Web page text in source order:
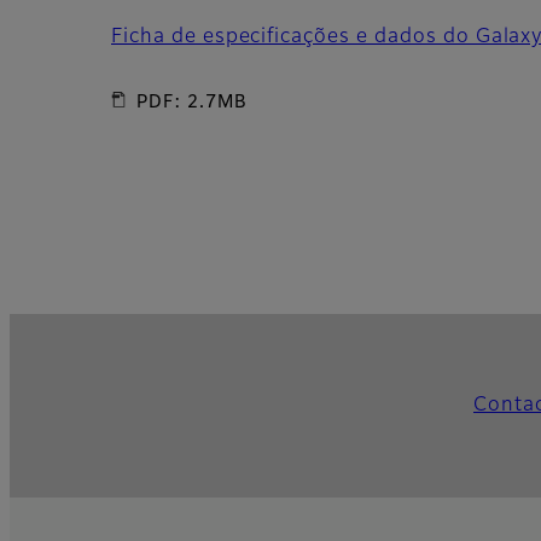
Ficha de especificações e dados do
PDF: 2.7MB